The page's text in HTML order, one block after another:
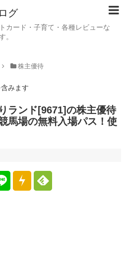
グ
カード・子育て・各種レビューな
。
株主優待
みます
ランド[9671]の株主優待
馬場の無料入場パス！使